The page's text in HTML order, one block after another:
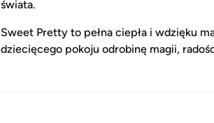
świata.
Sweet Pretty to pełna ciepła i wdzięku
dziecięcego pokoju odrobinę magii,